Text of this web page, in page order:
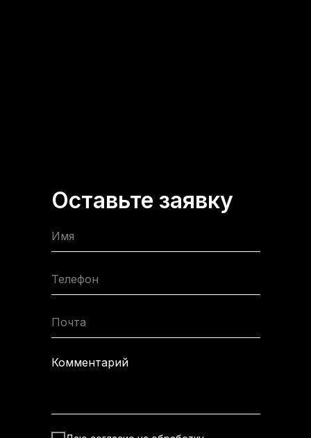
Оставьте заявку
Имя
Телефон
Почта
Комментарий